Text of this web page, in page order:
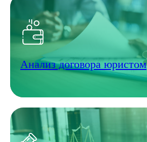
Анализ договора юристом